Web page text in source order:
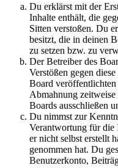
Du erklärst mit der
Inhalte enthält, die
Sitten verstoßen. Du
besitzt, die in deinen
zu setzen bzw. zu
Der Betreiber des
Verstößen gegen
Board
Abmahnung
Boards ausschließen
Du nimmst zur
Verantwortung für die
er nicht selbst erstellt
genommen hat. Du
Benutzerkonto,